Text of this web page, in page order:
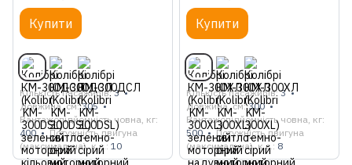
Купити
Кількість пасажирів 3
Довжина, см 305
Вантажопідйомність човна, кг
400
Потужність двигуна
(максимальна), к.с. 10
Купити
Кількість пасажирів 3
Довжина, см 300
Вантажопідйомність човна, кг
500
Потужність двигуна
(максимальна), к.с. 8